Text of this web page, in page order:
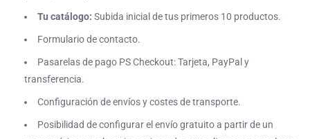
Tu catálogo: Subida inicial de tus primeros 10 productos.
Formulario de contacto.
Pasarelas de pago PS Checkout: Tarjeta, PayPal y
transferencia.
Configuración de envíos y costes de transporte.
Posibilidad de configurar el envío gratuito a partir de un